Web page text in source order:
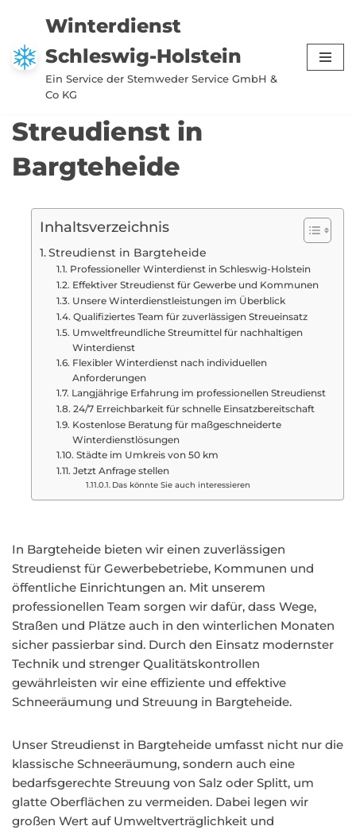
Zum
Inhalt
springen
Winterdienst
Schleswig-Holstein
Ein Service der Stemweder Service GmbH &
Co KG
Streudienst in
Bargteheide
Inhaltsverzeichnis
Streudienst in Bargteheide
Professioneller Winterdienst in Schleswig-Holstein
Effektiver Streudienst für Gewerbe und Kommunen
Unsere Winterdienstleistungen im Überblick
Qualifiziertes Team für zuverlässigen Streueinsatz
Umweltfreundliche Streumittel für nachhaltigen
Winterdienst
Flexibler Winterdienst nach individuellen
Anforderungen
Langjährige Erfahrung im professionellen Streudienst
24/7 Erreichbarkeit für schnelle Einsatzbereitschaft
Kostenlose Beratung für maßgeschneiderte
Winterdienstlösungen
Städte im Umkreis von 50 km
Jetzt Anfrage stellen
Das könnte Sie auch interessieren
In Bargteheide bieten wir einen zuverlässigen
Streudienst für Gewerbebetriebe, Kommunen und
öffentliche Einrichtungen an. Mit unserem
professionellen Team sorgen wir dafür, dass Wege,
Straßen und Plätze auch in den winterlichen Monaten
sicher passierbar sind. Durch den Einsatz modernster
Technik und strenger Qualitätskontrollen
gewährleisten wir eine effiziente und effektive
Schneeräumung und Streuung in Bargteheide.
Unser Streudienst in Bargteheide umfasst nicht nur die
klassische Schneeräumung, sondern auch eine
bedarfsgerechte Streuung von Salz oder Splitt, um
glatte Oberflächen zu vermeiden. Dabei legen wir
großen Wert auf Umweltverträglichkeit und